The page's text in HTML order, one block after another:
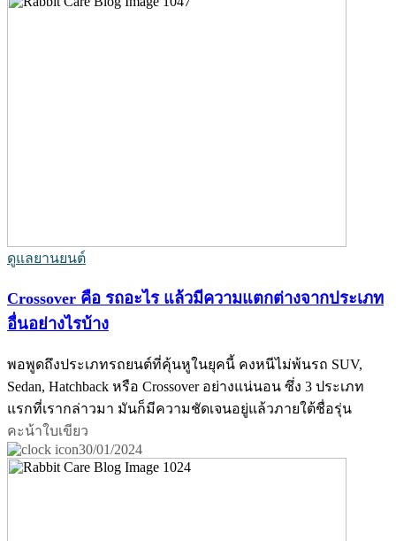
ดูแลยานยนต์
Crossover คือ รถอะไร แล้วมีความแตกต่างจากประเภท
อื่นอย่างไรบ้าง
พอพูดถึงประเภทรถยนต์ที่คุ้นหูในยุคนี้ คงหนีไม่พ้นรถ SUV,
Sedan, Hatchback หรือ Crossover อย่างแน่นอน ซึ่ง 3 ประเภท
แรกที่เรากล่าวมา มันก็มีความชัดเจนอยู่แล้วภายใต้ชื่อรุ่น
คะน้าใบเขียว
30/01/2024